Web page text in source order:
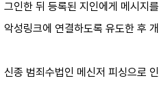
그인한 뒤 등록된 지인에게 메시지
악성링크에 연결하도록 유도한 후
신종 범죄수법인 메신저 피싱으로